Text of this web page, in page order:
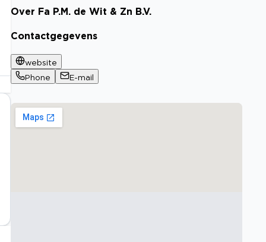
Bekijk certificaat
Over Fa P.M. de Wit & Zn B.V.
Contactgegevens
website
Phone
E-mail